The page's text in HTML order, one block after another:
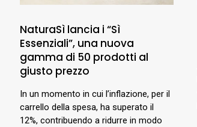
NaturaSì lancia i “Sì
Essenziali”, una nuova
gamma di 50 prodotti al
giusto prezzo
In un momento in cui l’inflazione, per il
carrello della spesa, ha superato il
12%, contribuendo a ridurre in modo